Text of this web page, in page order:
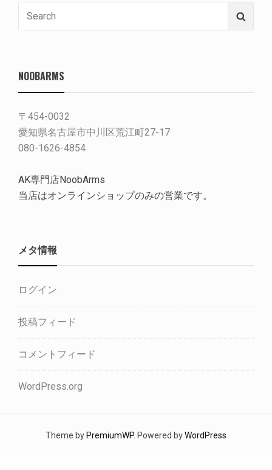
NOOBARMS
〒454-0032
愛知県名古屋市中川区荒江町27-17
080-1626-4854
AK専門店NoobArms
当店はオンラインショップのみの営業です。
メタ情報
ログイン
投稿フィード
コメントフィード
WordPress.org
Theme by PremiumWP. Powered byWordPress